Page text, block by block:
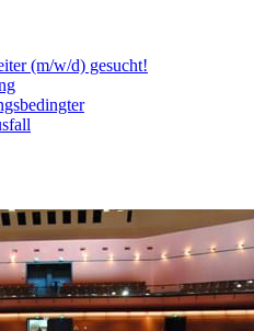
(m/w/d) gesucht!